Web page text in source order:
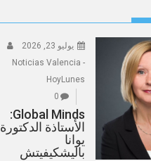
يوليو 23, 2026
Noticias Valencia -
HoyLunes
0
Global Minds:
الأستاذة الدكتورة
يوانا
باليشكيفيتش